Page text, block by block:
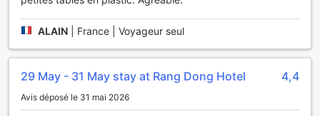
Pour les amoureux de la nature et des activités en plein air,
le Rang Dong Hotel propose également des expériences de
entourent l'hôtel et partez à la découverte des richesses
aquatiques de la région. De plus, nos services de location
de bateaux et de canoës vous permettent d'explorer les
magnifiques paysages environnants à votre rythme, tout en
ALAIN France | Voyageur seul
29 May - 31 May stay at Rang Dong Hotel 4,4
Avis déposé le 31 mai 2026